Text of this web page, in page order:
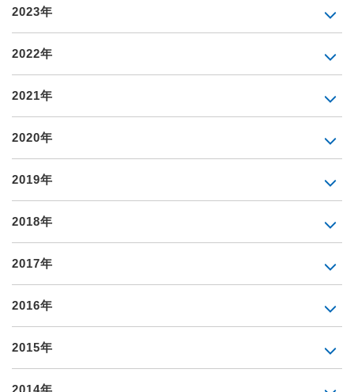
2023年
2022年
2021年
2020年
2019年
2018年
2017年
2016年
2015年
2014年